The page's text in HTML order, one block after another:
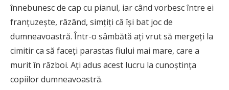
înnebunesc de cap cu pianul, iar când vorbesc între ei
franţuzeşte, râzând, simţiţi că îşi bat joc de
dumneavoastră. Într-o sâmbătă aţi vrut să mergeţi la
cimitir ca să faceţi parastas fiului mai mare, care a
murit în război. Aţi adus acest lucru la cunoştinţa
copiilor dumneavoastră.